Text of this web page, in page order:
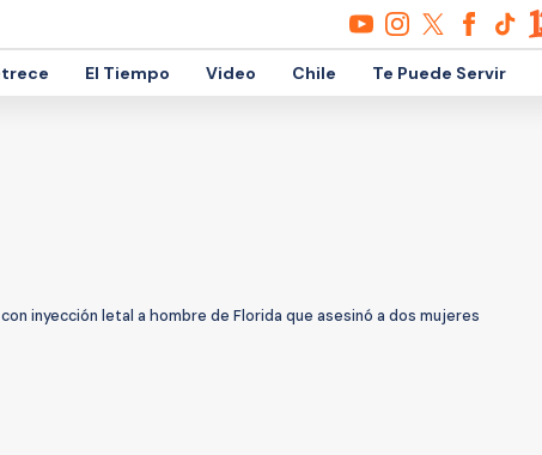
El Tiempo Video Chile Te Puede Servir
inyección letal a hombre de Florida que asesinó a dos mujeres